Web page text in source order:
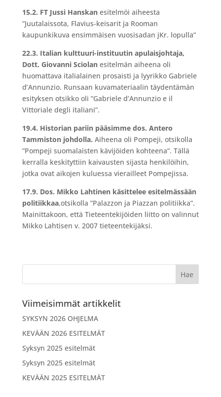
15.2. FT Jussi Hanskanesitelmöi aiheesta
”Juutalaissota, Flavius-keisarit ja Rooman
kaupunkikuva ensimmäisen vuosisadan jKr. lopulla”
22.3. Italian kulttuuri-instituutin apulaisjohtaja,
Dott. Giovanni Sciolanesitelmän aiheena oli
huomattava italialainen prosaisti ja lyyrikko Gabriele
d’Annunzio. Runsaan kuvamateriaalin täydentämän
esityksen otsikko oli ”Gabriele d’Annunzio e il
Vittoriale degli italiani”.
19.4. Historian pariin pääsimme dos. Antero
Tammiston johdolla. Aiheena oli Pompeji, otsikolla
”Pompeji suomalaisten kävijöiden kohteena”. Tällä
kerralla keskityttiin kaivausten sijasta henkilöihin,
jotka ovat aikojen kuluessa vierailleet Pompejissa.
17.9. Dos. Mikko Lahtinen käsittelee esitelmässään
politiikkaa,otsikolla ”Palazzon ja Piazzan politiikka”.
Mainittakoon, että Tieteentekijöiden liitto on valinnut
Mikko Lahtisen v. 2007 tieteentekijäksi.
Viimeisimmät artikkelit
SYKSYN 2026 OHJELMA
KEVÄÄN 2026 ESITELMÄT
Syksyn 2025 esitelmät
Syksyn 2025 esitelmät
KEVÄÄN 2025 ESITELMÄT